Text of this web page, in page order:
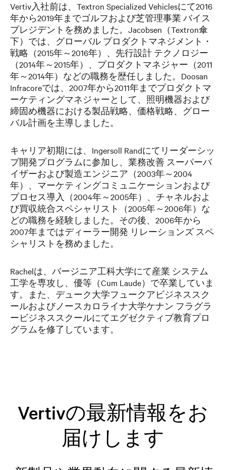
Vertiv入社前は、Textron Specialized Vehiclesにて2016
年から2019年までゴルフおよび芝管理事業 バイス
プレジデントを務めました。Jacobsen（Textron傘
下）では、グローバル プロダクトマネジメント・
戦略（2015年～2016年）、先行設計 テクノロジー
（2014年～2015年）、プロダクトマネジャー（2011
年～2014年）などの職務を歴任しました。Doosan
Infracoreでは、2007年から2011年までプロダクトマ
ーケティングマネジャーとして、照明機器および
締固め機器における製品戦略、価格戦略、グロー
バル計画を主導しました。
キャリア初期には、Ingersoll Randにてリーダーシッ
プ開発プログラムに参加し、業務改善 スーパーバ
イザーおよび製造エンジニア（2003年～2004
年）、マーケティングコミュニケーションおよび
プロセス導入（2004年～2005年）、チャネルおよ
び買収統合スペシャリスト（2005年～2006年）な
どの職務を経験しました。その後、2006年から
2007年まではディーラー開発 リレーションズ スペ
シャリストを務めました。
Rachelは、バージニア工科大学にて産業 システム
工学を専攻し、優等（Cum Laude）で卒業していま
す。また、デューク大学フュークアビジネススク
ールおよびノースカロライナ大学ケナン フラグラ
ービジネススクールにてエグゼクティブ教育プロ
グラムを修了しています。
Vertivの最新情報をお
届けします